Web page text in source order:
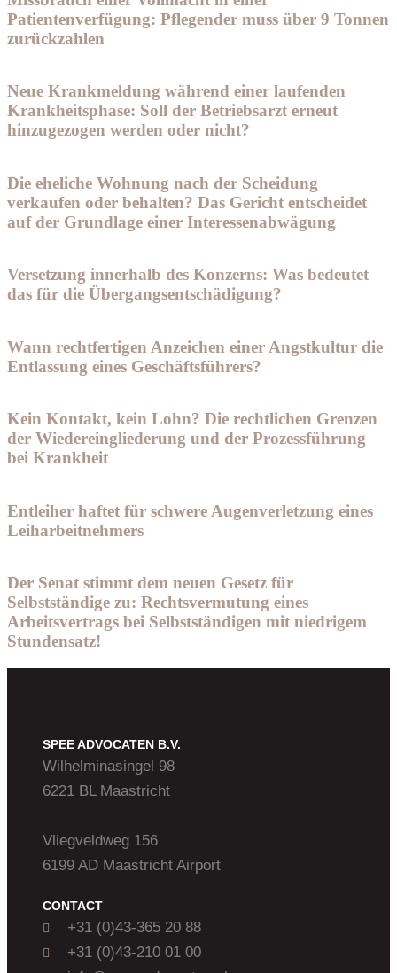
Patientenverfügung: Pflegender muss über 9 Tonnen
zurückzahlen
Neue Krankmeldung während einer laufenden
Krankheitsphase: Soll der Betriebsarzt erneut
hinzugezogen werden oder nicht?
Die eheliche Wohnung nach der Scheidung
verkaufen oder behalten? Das Gericht entscheidet
auf der Grundlage einer Interessenabwägung
Versetzung innerhalb des Konzerns: Was bedeutet
das für die Übergangsentschädigung?
Wann rechtfertigen Anzeichen einer Angstkultur die
Entlassung eines Geschäftsführers?
Kein Kontakt, kein Lohn? Die rechtlichen Grenzen
der Wiedereingliederung und der Prozessführung
bei Krankheit
Entleiher haftet für schwere Augenverletzung eines
Leiharbeitnehmers
Der Senat stimmt dem neuen Gesetz für
Selbstständige zu: Rechtsvermutung eines
Arbeitsvertrags bei Selbstständigen mit niedrigem
Stundensatz!
SPEE ADVOCATEN B.V.
Wilhelminasingel 98
6221 BL Maastricht
Vliegveldweg 156
6199 AD Maastricht Airport
CONTACT
+31 (0)43-365 20 88
+31 (0)43-210 01 00